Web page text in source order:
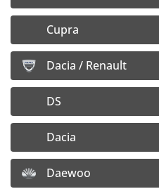
Cupra
Dacia / Renault
DS
Dacia
Daewoo
6x16 5x100 ET50